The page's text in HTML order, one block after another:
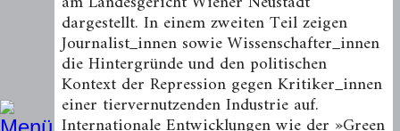
dargestellt. In einem zweiten Teil zeigen
Journalist_innen sowie Wissenschafter_innen
die Hintergründe und den politischen
Kontext der Repression gegen Kritiker_innen
einer tiervernutzenden Industrie auf.